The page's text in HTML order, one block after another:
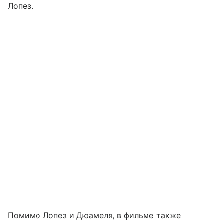
Лопез.
Помимо Лопез и Дюамеля, в фильме также